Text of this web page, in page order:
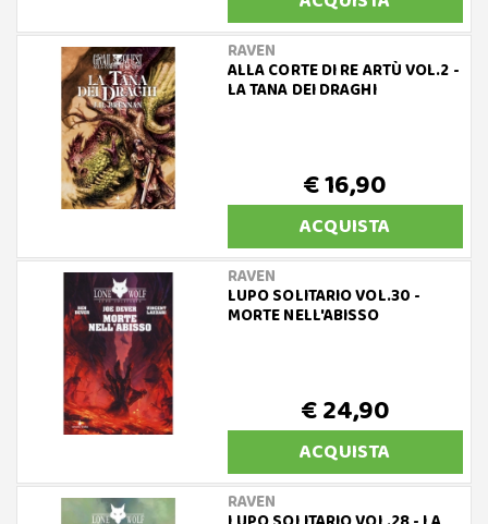
RAVEN
ALLA CORTE DI RE ARTÙ VOL.2 -
LA TANA DEI DRAGHI
€ 16,90
ACQUISTA
RAVEN
LUPO SOLITARIO VOL.30 -
MORTE NELL'ABISSO
€ 24,90
ACQUISTA
RAVEN